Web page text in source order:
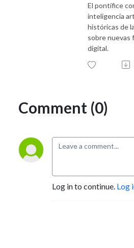
El pontífice
inteligencia
históricas de
sobre nuevas
digital.
Comment (0)
Log in to continue. Log